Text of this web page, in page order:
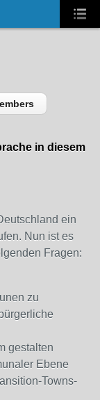
in diesem
ein
Nun ist es
Fragen:
zu
gestalten
Ebene
Towns-